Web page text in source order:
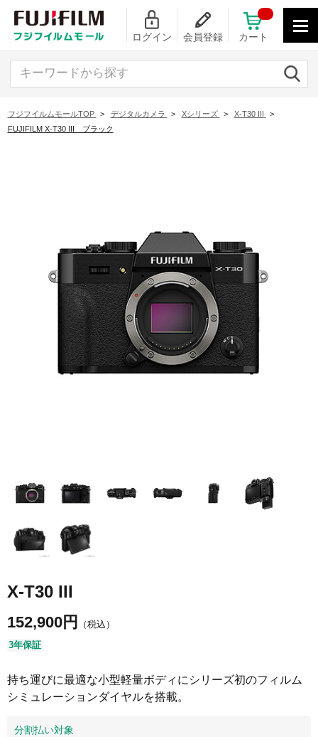
ログイン 会員登録
フジフイルムモールTOP > デジタルカメラ > Xシリーズ > X-T30 III
>
FUJIFILM X-T30 III ブラック
X-T30 III
152,900円
（税込）
3年保証
持ち運びに最適な小型軽量ボディにシリーズ初のフィルム
シミュレーションダイヤルを搭載。
分割払い対象